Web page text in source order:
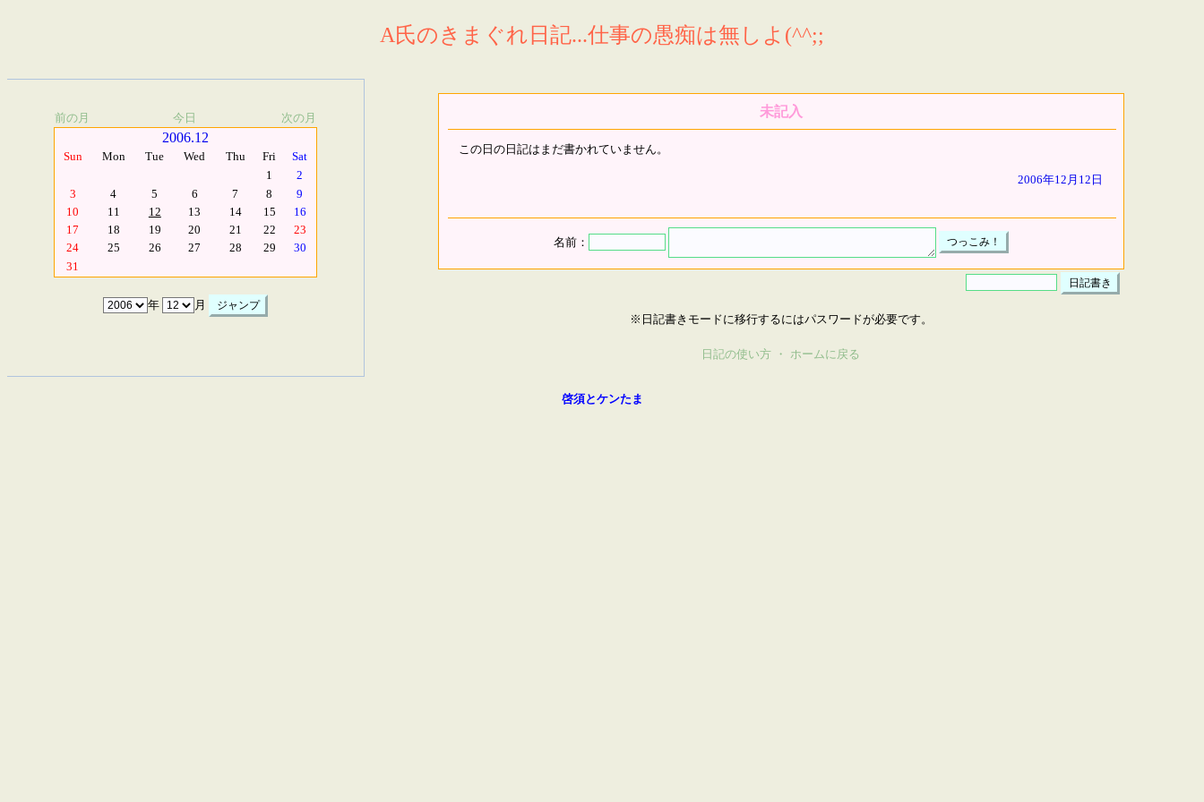
A氏のきまぐれ日記...仕事の愚痴は無しよ(^^;;
前の月 今日 次の月
2006.12
Sun Mon Tue Wed Thu Fri
Sat
1
2
3
4 5 6 7 8
9
10
11 12 13 14 15
16
17
18 19 20 21 22
23
24
25 26 27 28 29
30
31
年 月
未記入
この日の日記はまだ書かれていません。
2006年12月12日
名前：
※日記書きモードに移行するにはパスワードが必要です。
日記の使い方 ・ ホームに戻る
啓須とケンたま